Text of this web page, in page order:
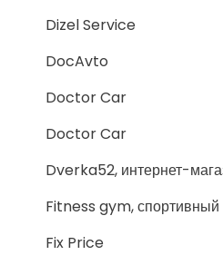
Dizel Service
DocAvto
Doctor Car
Doctor Car
Dverka52, интернет-
Fitness gym, спортивный
Fix Price